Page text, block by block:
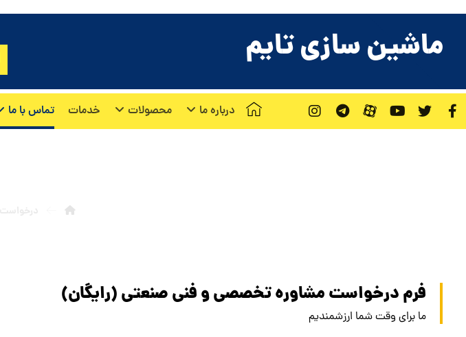
ماشین سازی تایم
درباره ما محصولات خدمات تماس با ما
فرم درخواست مشاوره تخصصی و فنی صنعتی (رایگان)
ما برای وقت شما ارزشمندیم